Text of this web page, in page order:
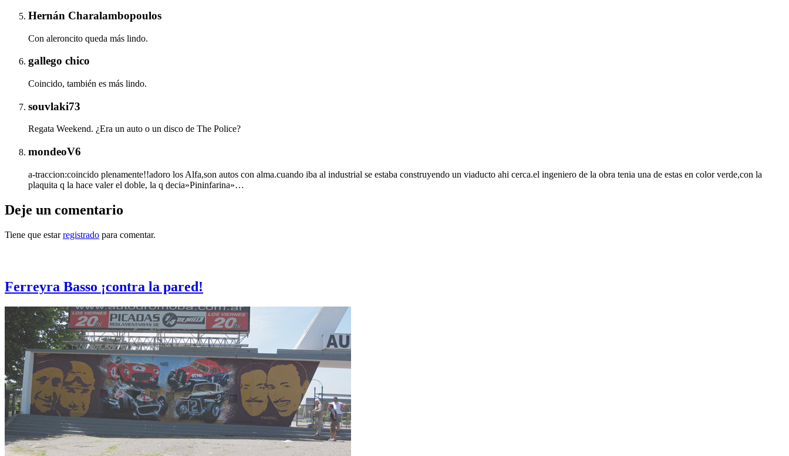
Hernán Charalambopoulos
Con aleroncito queda más lindo.
gallego chico
Coincido, también es más lindo.
souvlaki73
Regata Weekend. ¿Era un auto o un disco de The Police?
mondeoV6
a-traccion:coincido plenamente!!adoro los Alfa,son autos con alma.cuando iba al industrial se estaba construyendo un viaducto ahi cerca.el ingeniero de la obra tenia una de estas en color verde,con la
plaquita q la hace valer el doble, la q decia»Pininfarina»…
Deje un comentario
Tiene que estarregistrado para comentar.
Ferreyra Basso ¡contra la pared!